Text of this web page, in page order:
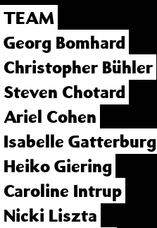
TEAM
Georg Bomhard
Christopher Bühler
Steven Chotard
Ariel Cohen
Isabelle Gatterburg
Heiko Giering
Caroline Intrup
Nicki Liszta